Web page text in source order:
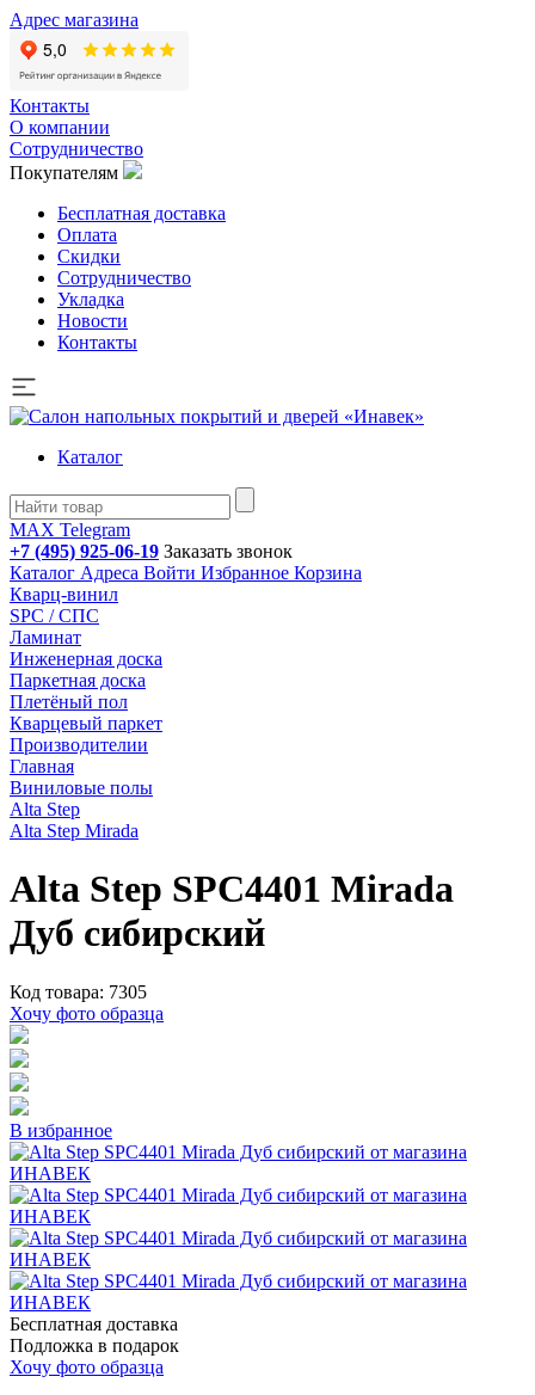
Адрес магазина
Контакты
О компании
Сотрудничество
Покупателям
Бесплатная доставка
Оплата
Скидки
Сотрудничество
Укладка
Новости
Контакты
Каталог
MAX Telegram
+7 (495) 925-06-19 Заказать звонок
Каталог Адреса Войти Избранное Корзина
Кварц-винил
SPC / СПС
Ламинат
Инженерная доска
Паркетная доска
Плетёный пол
Кварцевый паркет
Производителии
Главная
Виниловые полы
Alta Step
Alta Step Mirada
Alta Step SPC4401 Mirada
Дуб сибирский
Код товара: 7305
Хочу фото образца
В избранное
Бесплатная доставка
Подложка в подарок
Хочу фото образца